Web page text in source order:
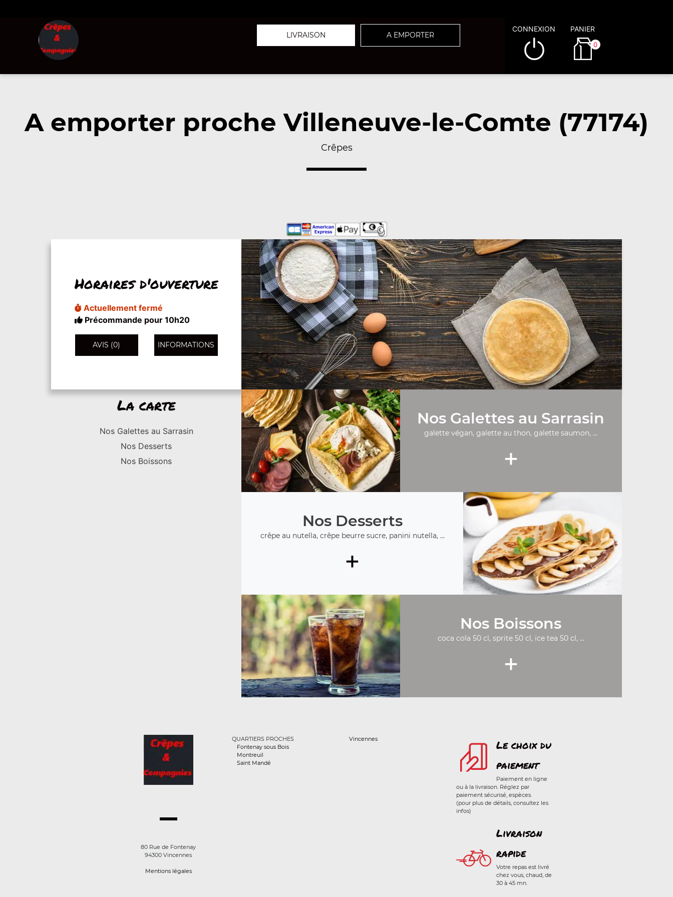
LIVRAISON A EMPORTER
CONNEXION PANIER
0
A emporter proche Villeneuve-le-Comte (77174)
Crêpes
Horaires d'ouverture
Actuellement fermé
Précommande pour 10h20
AVIS (0) INFORMATIONS
La carte
Nos Galettes au Sarrasin
Nos Desserts
Nos Boissons
Nos Galettes au Sarrasin
galette végan, galette au thon, galette saumon, ...
+
Nos Desserts
crêpe au nutella, crêpe beurre sucre, panini nutella, ...
+
Nos Boissons
coca cola 50 cl, sprite 50 cl, ice tea 50 cl, ...
+
80 Rue de Fontenay
94300 Vincennes
Mentions légales
QUARTIERS PROCHES
Fontenay sous Bois
Montreuil
Saint Mandé
Vincennes
Le choix du
paiement
Paiement en ligne
ou à la livraison. Réglez par
paiement sécurisé, espèces.
(pour plus de détails, consultez les
infos)
Livraison
rapide
Votre repas est livré
chez vous, chaud, de
30 à 45 mn.